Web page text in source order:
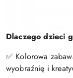
Dlaczego dzieci
✅ Kolorowa
wyobraźnię i